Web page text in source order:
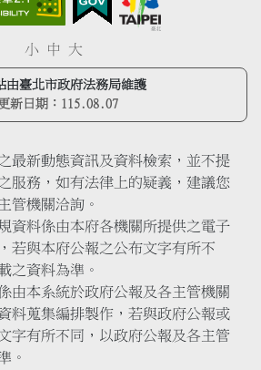
小 中 大
由臺北市政府法務局維護
新日期： 115.08.07
最新動態資訊及資料檢索，並不提
服務，如有法律上的疑義，建議您
管機關洽詢。
資料係由本府各機關所提供之電子
若與本府公報之公布文字有所不
之資料為準。
由本系統於政府公報及各主管機關
料蒐集編排製作，若與政府公報或
字有所不同，以政府公報及各主管
。